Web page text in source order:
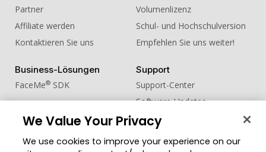
Partner
Affiliate werden
Kontaktieren Sie uns
Volumenlizenz
Schul- und Hochschulversion
Empfehlen Sie uns weiter!
Business-Lösungen
FaceMe® SDK
Support
Support-Center
Software-Updates
Lernen + Wissen
Community Region ändern
We Value Your Privacy
We use cookies to improve your experience on our